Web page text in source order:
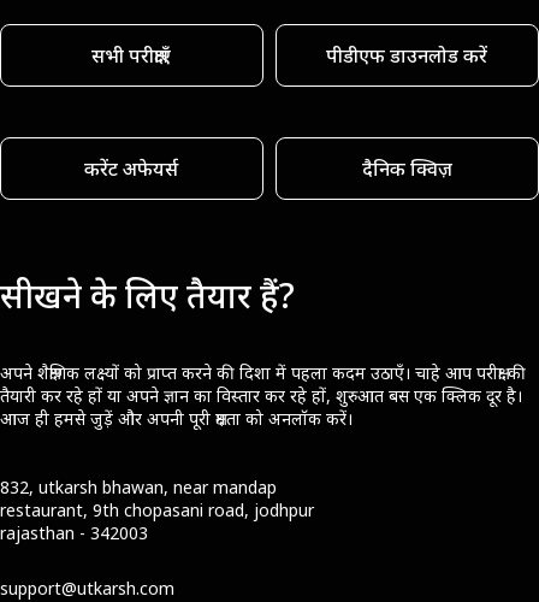
सभी परीक्षाएँ पीडीएफ डाउनलोड करें
करेंट अफेयर्स दैनिक क्विज़
सीखने के लिए तैयार हैं?
अपने शैक्षणिक लक्ष्यों को प्राप्त करने की दिशा में पहला कदम उठाएँ। चाहे आप परीक्षा की
तैयारी कर रहे हों या अपने ज्ञान का विस्तार कर रहे हों, शुरुआत बस एक क्लिक दूर है।
आज ही हमसे जुड़ें और अपनी पूरी क्षमता को अनलॉक करें।
832, utkarsh bhawan, near mandap
restaurant, 9th chopasani road, jodhpur
rajasthan - 342003
support@utkarsh.com